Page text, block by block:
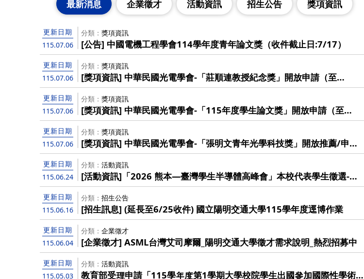
最新消息 企業徵才 活動資訊 招生公告 獎項資訊
更新日期
115.07.06
分類 獎項資訊
[公告] 中國電機工程學會114學年度青年論文獎（收件截止日:7/17）
更新日期
115.07.06
分類 獎項資訊
[獎項資訊] 中華民國光電學會-「莊順連教授紀念獎」開放申請（至
115/8/15截止），歡迎優秀博士生踴躍報名！
更新日期
115.07.06
分類 獎項資訊
[獎項資訊] 中華民國光電學會-「115年度學生論文獎」開放申請（至
115/8/15截止），歡迎踴躍報名！
更新日期
115.07.06
分類 獎項資訊
[獎項資訊] 中華民國光電學會-「張明文青年光學科技獎」開放推薦/申請
（至115/7/31截止），歡迎踴躍競逐！
更新日期
115.06.24
分類 活動資訊
[活動資訊]「2026 熊本—臺灣學生半導體高峰會」本校代表學生徵選-學
院收件截止日提前至6/24 (三)!
更新日期
115.06.16
分類 招生公告
[招生訊息] (延長至6/25收件) 國立陽明交通大學115學年度逕博作業
更新日期
115.06.04
分類 企業徵才
[企業徵才] ASML台灣艾司摩爾_陽明交通大學徵才需求說明_熱烈招募中
更新日期
115.05.03
分類 活動資訊
教育部受理申請「115學年度第1學期大學校院學生出國參加國際性學術